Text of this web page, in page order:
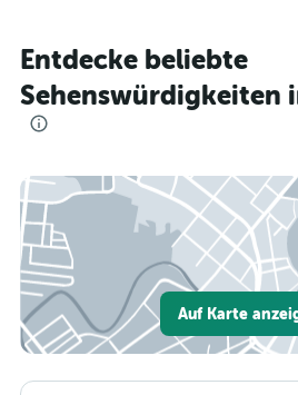
Entdecke beliebte
Sehenswürdigkeiten
Auf Karte